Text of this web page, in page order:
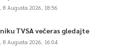
8 Augusta 2026, 18:56
TVSA večeras gledajte
8 Augusta 2026, 16:04